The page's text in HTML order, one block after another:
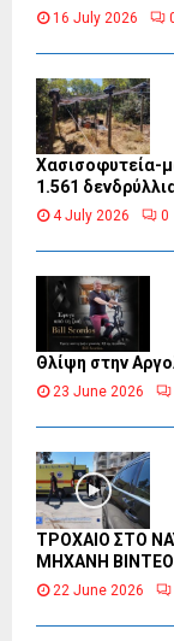
16 July 2026
Χασισοφυτεία-
1.561
4 July 2026 0
Θλίψη στην
23 June 2026
ΤΡΟΧΑΙΟ ΣΤΟ
ΜΗΧΑΝΗ ΒΙΝΤΕΟ
22 June 2026